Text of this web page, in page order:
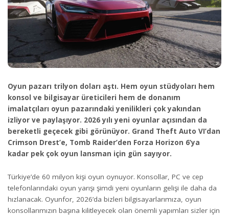
Oyun pazarı trilyon doları aştı. Hem oyun stüdyoları hem
konsol ve bilgisayar üreticileri hem de donanım
imalatçıları oyun pazarındaki yenilikleri çok yakından
izliyor ve paylaşıyor. 2026 yılı yeni oyunlar açısından da
bereketli geçecek gibi görünüyor. Grand Theft Auto VI’dan
Crimson Drest’e, Tomb Raider’den Forza Horizon 6’ya
kadar pek çok oyun lansman için gün sayıyor.
Türkiye’de 60 milyon kişi oyun oynuyor. Konsollar, PC ve cep
telefonlarındaki oyun yarışı şimdi yeni oyunların gelişi ile daha da
hızlanacak. Oyunfor, 2026’da bizleri bilgisayarlarımıza, oyun
konsollarımızın başına kilitleyecek olan önemli yapımları sizler için